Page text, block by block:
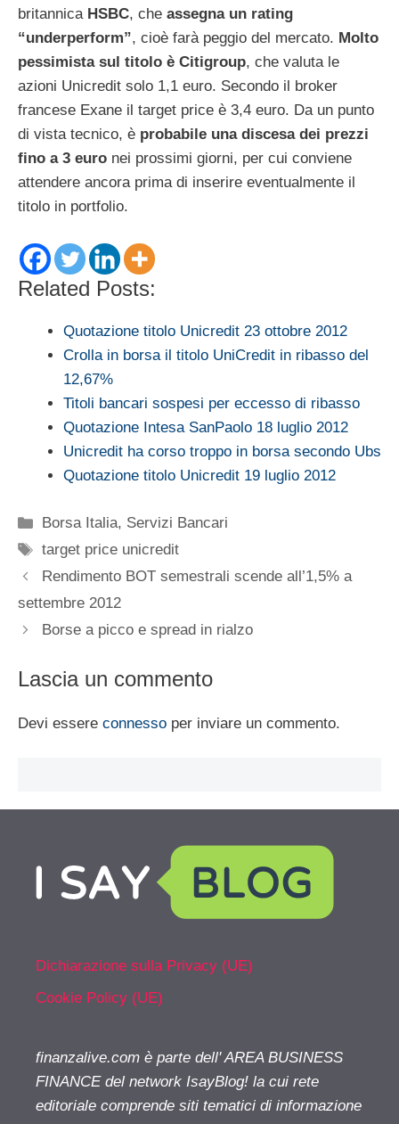
britannica HSBC, che assegna un rating
“underperform”, cioè farà peggio del mercato. Molto
pessimista sul titolo è Citigroup, che valuta le
azioni Unicredit solo 1,1 euro. Secondo il broker
francese Exane il target price è 3,4 euro. Da un punto
di vista tecnico, è probabile una discesa dei prezzi
fino a 3 euro nei prossimi giorni, per cui conviene
attendere ancora prima di inserire eventualmente il
titolo in portfolio.
Related Posts:
Quotazione titolo Unicredit 23 ottobre 2012
Crolla in borsa il titolo UniCredit in ribasso del
12,67%
Titoli bancari sospesi per eccesso di ribasso
Quotazione Intesa SanPaolo 18 luglio 2012
Unicredit ha corso troppo in borsa secondo Ubs
Quotazione titolo Unicredit 19 luglio 2012
Categorie
Borsa Italia, Servizi Bancari
Tag
target price unicredit
Rendimento BOT semestrali scende all’1,5% a
settembre 2012
Borse a picco e spread in rialzo
Lascia un commento
Devi essere connesso per inviare un commento.
Dichiarazione sulla Privacy (UE)
Cookie Policy (UE)
finanzalive.com è parte dell' AREA BUSINESS
FINANCE del network IsayBlog! la cui rete
editoriale comprende siti tematici di informazione